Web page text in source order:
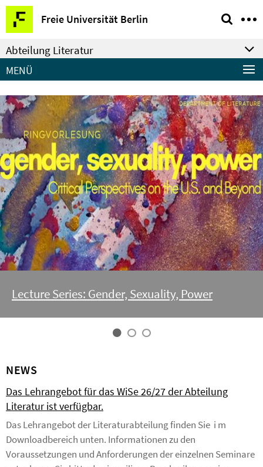
Springe
direkt
zu
Inhalt
Freie Universität Berlin
Service-
Navigation
Abteilung Literatur
MENÜ
Lecture Series: Gender, Sexuality, Power
NEWS
Das Lehrangebot für das WiSe 26/27 der Abteilung
Literatur ist verfügbar.
Das Lehrangebot der Literaturabteilung finden Sie i m
Downloadbereich unten. Informationen zu den
Voraussetzungen und Anforderungen der einzelnen Seminare